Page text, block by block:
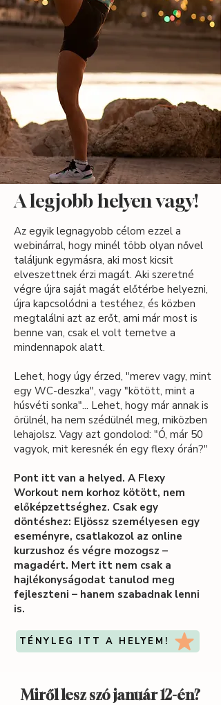
TÉNYLEG ITT A HELYEM!
Az egyik legnagyobb célom ezzel a
webinárral, hogy minél több olyan nővel
találjunk egymásra, aki most kicsit
elveszettnek érzi magát. Aki szeretné
végre újra saját magát előtérbe helyezni,
újra kapcsolódni a testéhez, és közben
megtalálni azt az erőt, ami már most is
benne van, csak el volt temetve a
mindennapok alatt.
​Lehet, hogy úgy érzed, "merev vagy, mint
egy WC-deszka", vagy "kötött, mint a
húsvéti sonka"... Lehet, hogy már annak is
örülnél, ha nem szédülnél meg, miközben
lehajolsz. Vagy azt gondolod: "Ó, már 50
vagyok, mit keresnék én egy flexy órán?" ​
Pont itt van a helyed. A Flexy
Workout nem korhoz kötött, nem
előképzettséghez. Csak egy
döntéshez: Eljössz személyesen egy
eseményre, csatlakozol az online
kurzushoz és végre mozogsz –
magadért. Mert itt nem csak a
hajlékonyságodat tanulod meg
fejleszteni – hanem szabadnak lenni
is.
A legjobb helyen vagy!
Miről lesz szó január 12-én?